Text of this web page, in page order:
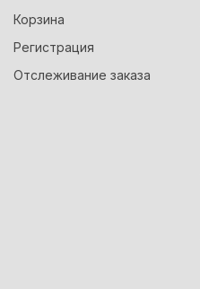
Корзина
Регистрация
Отслеживание заказа